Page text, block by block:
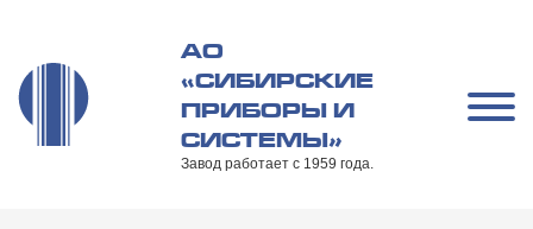
АО
«СИБИРСКИЕ
ПРИБОРЫ И
СИСТЕМЫ»
Завод работает с 1959 года.